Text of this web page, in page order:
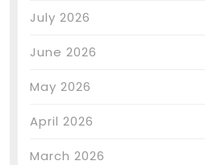
July 2026
June 2026
May 2026
April 2026
March 2026